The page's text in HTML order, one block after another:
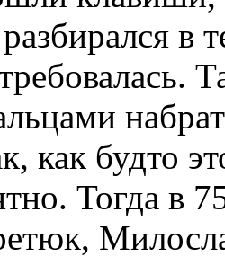
в
как будто
Тогда в